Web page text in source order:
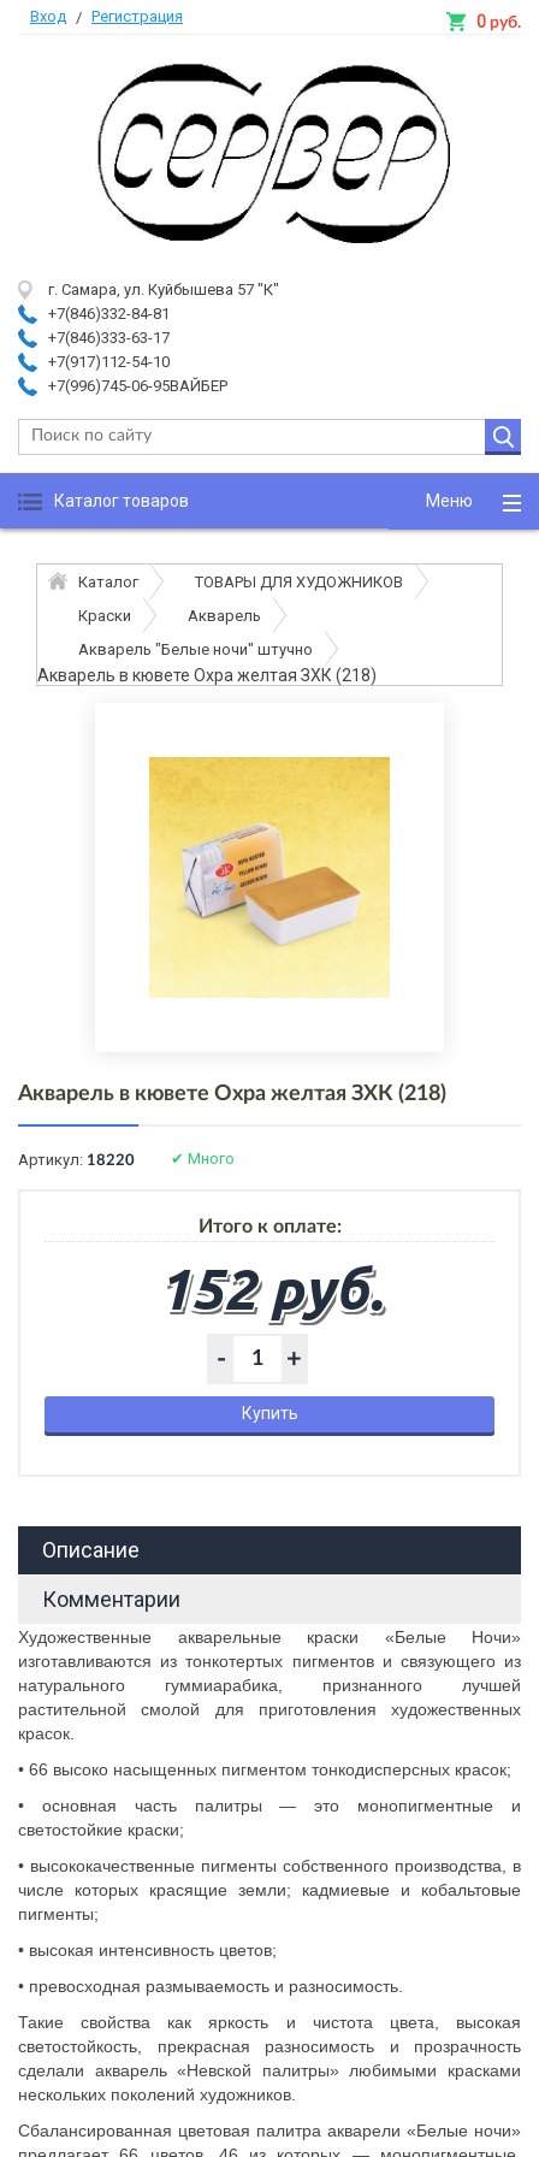
Вход / Регистрация
г. Самара, ул. Куйбышева 57 "К"
+7(846)332-84-81
+7(846)333-63-17
+7(917)112-54-10
+7(996)745-06-95ВАЙБЕР
0 руб.
Каталог товаров Меню
Каталог
ТОВАРЫ ДЛЯ ХУДОЖНИКОВ
Краски
Акварель
Акварель "Белые ночи" штучно
Акварель в кювете Охра желтая ЗХК (218)
Акварель в кювете Охра желтая ЗХК (218)
Артикул: 18220 ✔ Много
Итого к оплате:
152 руб.
+
-
Купить
Описание
Комментарии
Художественные акварельные краски «Белые Ночи»
изготавливаются из тонкотертых пигментов и связующего из
натурального гуммиарабика, признанного лучшей
растительной смолой для приготовления художественных
красок.
• 66 высоко насыщенных пигментом тонкодисперсных красок;
• основная часть палитры — это монопигментные и
светостойкие краски;
• высококачественные пигменты собственного производства, в
числе которых красящие земли; кадмиевые и кобальтовые
пигменты;
• высокая интенсивность цветов;
• превосходная размываемость и разносимость.
Такие свойства как яркость и чистота цвета, высокая
светостойкость, прекрасная разносимость и прозрачность
сделали акварель «Невской палитры» любимыми красками
нескольких поколений художников.
Сбалансированная цветовая палитра акварели «Белые ночи»